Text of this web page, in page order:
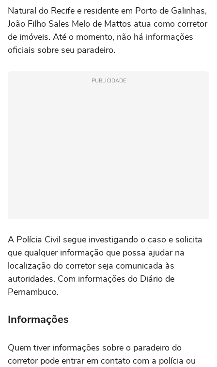
Natural do Recife e residente em Porto de Galinhas,
João Filho Sales Melo de Mattos atua como corretor
de imóveis. Até o momento, não há informações
oficiais sobre seu paradeiro.
PUBLICIDADE
A Polícia Civil segue investigando o caso e solicita
que qualquer informação que possa ajudar na
localização do corretor seja comunicada às
autoridades. Com informações do Diário de
Pernambuco.
Informações
Quem tiver informações sobre o paradeiro do
corretor pode entrar em contato com a polícia ou